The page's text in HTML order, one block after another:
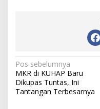
N
a
v
Pos sebelumnya
MKR di KUHAP Baru
Dikupas Tuntas, Ini
Tantangan Terbesarnya